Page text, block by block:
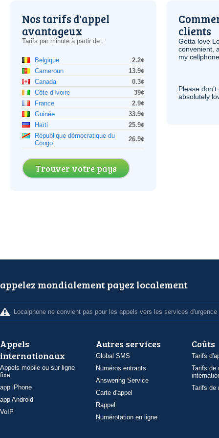
Nos tarifs d'appel
avantageux
Tarifs par minute à partir de :
Belgique
2.2¢
Cameroun
13.9¢
Canada
0.3¢
Côte d'Ivoire
39¢
France
2.9¢
Guinée
33.9¢
Haïti
25.9¢
République démocratique du
Congo
26.9¢
Trouver votre pays
clients
Gotta love
convenient,
my
Please
absolutely
appelez mondialement payez localement
Localphone ne convient pas pour les appels vers les services d'urgence
Appels
internationaux
Appels mobile ou sur ligne
fixe
app iPhone
app Android
VoIP
Autres services
Global SMS
Numéros entrants
Answering Service
Carte d'appel
Rappel
Numérotation en ligne
Coûts
Tarifs
Tarifs de
Tarifs de